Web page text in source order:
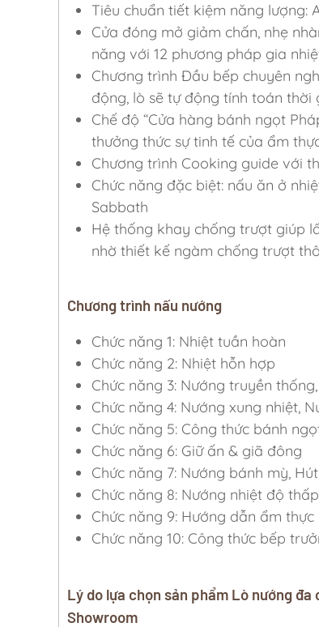
Tiêu chuẩn tiết kiệm năng lượng:
Cửa đóng mở giảm chấn, nhẹ
năng với 12 phương pháp gia
Chương trình Đầu bếp chuyên
động, lò sẽ tự động tính toán thời
Chế độ “Cửa hàng bánh ngọt
thưởng thức sự tinh tế của ẩm
Chương trình Cooking guide với
Chức năng đặc biệt: nấu ăn ở
Sabbath
Hệ thống khay chống trượt giúp
nhờ thiết kế ngàm chống trượt
Chương trình nấu nướng
Chức năng 1: Nhiệt tuần hoàn
Chức năng 2: Nhiệt hỗn hợp
Chức năng 3: Nướng truyền
Chức năng 4: Nướng xung nhiệt,
Chức năng 5: Công thức bánh
Chức năng 6: Giữ ấn & giã đông
Chức năng 7: Nướng bánh mỳ,
Chức năng 8: Nướng nhiệt độ
Chức năng 9: Hướng dẫn ẩm thực
Chức năng 10: Công thức bếp
Lý do lựa chọn sản phẩm Lò nướng đa
Showroom